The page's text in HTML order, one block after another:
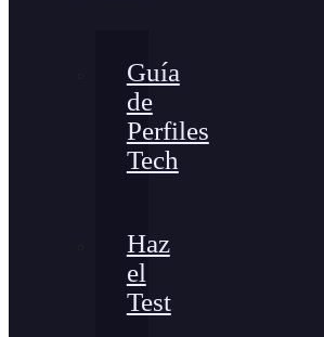
Guía
de
Perfiles
Tech
Haz
el
Test